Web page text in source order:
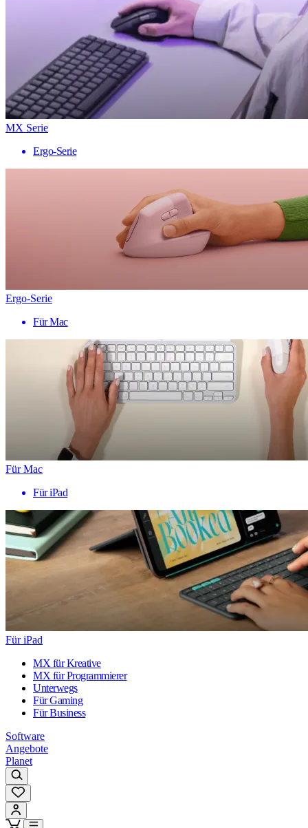
MX Serie
Ergo-Serie
Ergo-Serie
Für Mac
Für Mac
Für iPad
Für iPad
MX für Kreative
MX für Programmierer
Unterwegs
Für Gaming
Für Business
Software
Angebote
Planet